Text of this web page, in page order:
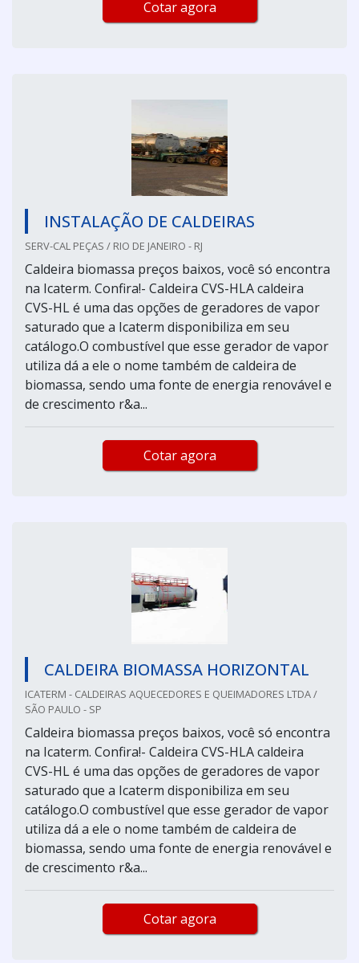
Cotar agora
INSTALAÇÃO DE CALDEIRAS
SERV-CAL PEÇAS / RIO DE JANEIRO - RJ
Caldeira biomassa preços baixos, você só encontra
na Icaterm. Confira!- Caldeira CVS-HLA caldeira
CVS-HL é uma das opções de geradores de vapor
saturado que a Icaterm disponibiliza em seu
catálogo.O combustível que esse gerador de vapor
utiliza dá a ele o nome também de caldeira de
biomassa, sendo uma fonte de energia renovável e
de crescimento r&a...
Cotar agora
CALDEIRA BIOMASSA HORIZONTAL
ICATERM - CALDEIRAS AQUECEDORES E QUEIMADORES LTDA /
SÃO PAULO - SP
Caldeira biomassa preços baixos, você só encontra
na Icaterm. Confira!- Caldeira CVS-HLA caldeira
CVS-HL é uma das opções de geradores de vapor
saturado que a Icaterm disponibiliza em seu
catálogo.O combustível que esse gerador de vapor
utiliza dá a ele o nome também de caldeira de
biomassa, sendo uma fonte de energia renovável e
de crescimento r&a...
Cotar agora